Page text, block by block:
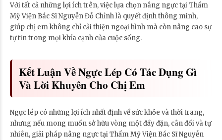
Với tất cả những lợi ích trên, việc lựa chọn nâng ngực tại Thẩm
Mỹ Viện Bác Sĩ Nguyễn Đỗ Chỉnh là quyết định thông minh,
giúp chị em không chỉ cải thiện ngoại hình mà còn nâng cao sự
tự tin trong mọi khía cạnh của cuộc sống.
Kết Luận Về Ngực Lép Có Tác Dụng Gì
Và Lời Khuyên Cho Chị Em
Ngực lép có những lợi ích nhất định về sức khỏe và thời trang,
nhưng nếu mong muốn sở hữu vòng một đầy đặn, cân đối và tự
nhiên, giải pháp nâng ngực tại Thẩm Mỹ Viện Bác Sĩ Nguyễn